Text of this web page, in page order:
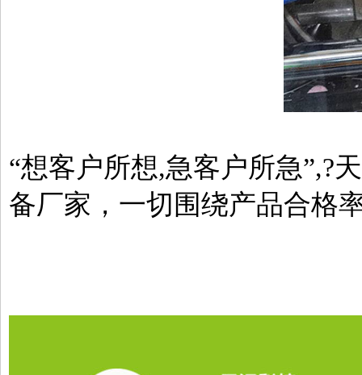
“想客户所想,急客户所急”,?
备厂家，一切围绕产品合格